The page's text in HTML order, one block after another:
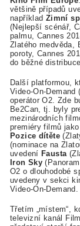
většině případů
například Zimní
(Nejlepší scénář,
palmu, Cannes
Zlatého medvěda,
poroty, Cannes
do běžné
Další platformou,
Video-On-
operátor O2. Zde
Be2Can, tj. byly
mezinárodních
premiéry filmů jako
Pozice dítěte
(nominace na
uvedení Fausta
Iron Sky
O2 o dlouhodobé
uvedeny v sekci
Video-On-Demand.
Třetím „místem“,
televizní kanál